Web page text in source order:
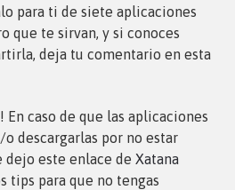
para ti de siete aplicaciones
que te sirvan, y si conoces
deja tu comentario en esta
En caso de que las aplicaciones
descargarlas por no estar
dejo este enlace de Xatana
tips para que no tengas